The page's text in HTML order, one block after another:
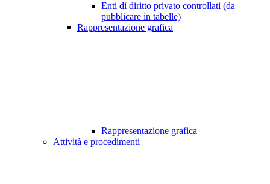
Enti di diritto privato controllati (da
pubblicare in tabelle)
Rappresentazione grafica
Rappresentazione grafica
Attività e procedimenti